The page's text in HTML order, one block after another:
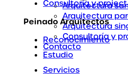
Arquitectura
Arquitectura
Arquitectura
Consultoría y
Contacto
Consultoría y
Peinado Arquitectos
Reconocimiento
Estudio
Servicios